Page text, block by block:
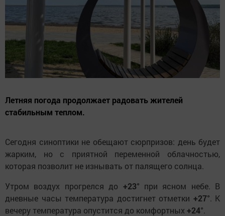
Летняя погода продолжает радовать жителей
стабильным теплом.
Сегодня синоптики не обещают сюрпризов: день будет
жарким, но с приятной переменной облачностью,
которая позволит не изнывать от палящего солнца.
Утром воздух прогрелся до +23° при ясном небе. В
дневные часы температура достигнет отметки +27°. К
вечеру температура опустится до комфортных +24°.